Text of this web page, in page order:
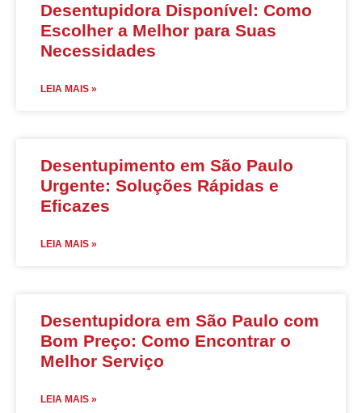
Desentupidora Disponível: Como
Escolher a Melhor para Suas
Necessidades
LEIA MAIS »
Desentupimento em São Paulo
Urgente: Soluções Rápidas e
Eficazes
LEIA MAIS »
Desentupidora em São Paulo com
Bom Preço: Como Encontrar o
Melhor Serviço
LEIA MAIS »